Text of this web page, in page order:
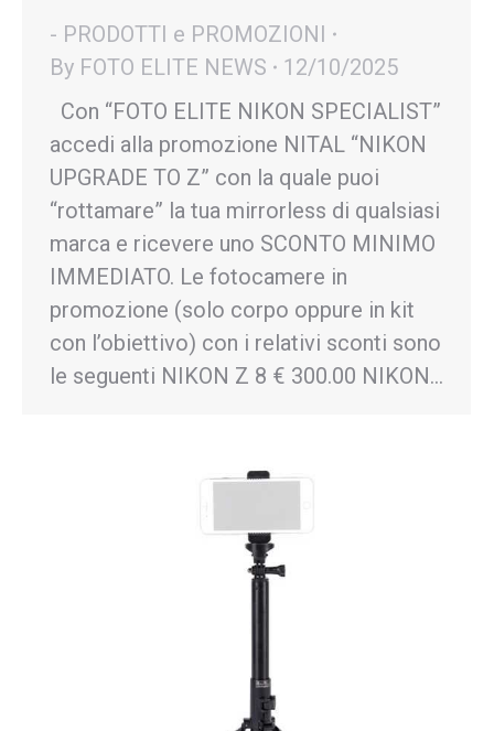
- PRODOTTI e PROMOZIONI
By FOTO ELITE NEWS
12/10/2025
Con “FOTO ELITE NIKON SPECIALIST”
accedi alla promozione NITAL “NIKON
UPGRADE TO Z” con la quale puoi
“rottamare” la tua mirrorless di qualsiasi
marca e ricevere uno SCONTO MINIMO
IMMEDIATO. Le fotocamere in
promozione (solo corpo oppure in kit
con l’obiettivo) con i relativi sconti sono
le seguenti NIKON Z 8 € 300.00 NIKON…